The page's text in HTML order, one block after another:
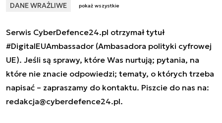
DANE WRAŻLIWE
pokaż wszystkie
Serwis CyberDefence24.pl otrzymał tytuł
#DigitalEUAmbassador (Ambasadora polityki cyfrowej
UE). Jeśli są sprawy, które Was nurtują; pytania, na
które nie znacie odpowiedzi; tematy, o których trzeba
napisać – zapraszamy do kontaktu. Piszcie do nas na:
redakcja@cyberdefence24.pl.